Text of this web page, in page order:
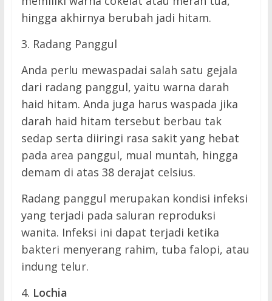
hingga akhirnya berubah jadi hitam.
3. Radang Panggul
Anda perlu mewaspadai salah satu gejala
dari radang panggul, yaitu warna darah
haid hitam. Anda juga harus waspada jika
darah haid hitam tersebut berbau tak
sedap serta diiringi rasa sakit yang hebat
pada area panggul, mual muntah, hingga
demam di atas 38 derajat celsius.
Radang panggul merupakan kondisi infeksi
yang terjadi pada saluran reproduksi
wanita. Infeksi ini dapat terjadi ketika
bakteri menyerang rahim, tuba falopi, atau
indung telur.
4. Lochia